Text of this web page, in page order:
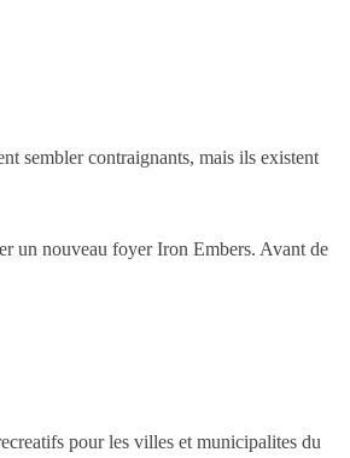
sembler contraignants, mais ils existent
un nouveau foyer Iron Embers. Avant de
pour les villes et municipalites du